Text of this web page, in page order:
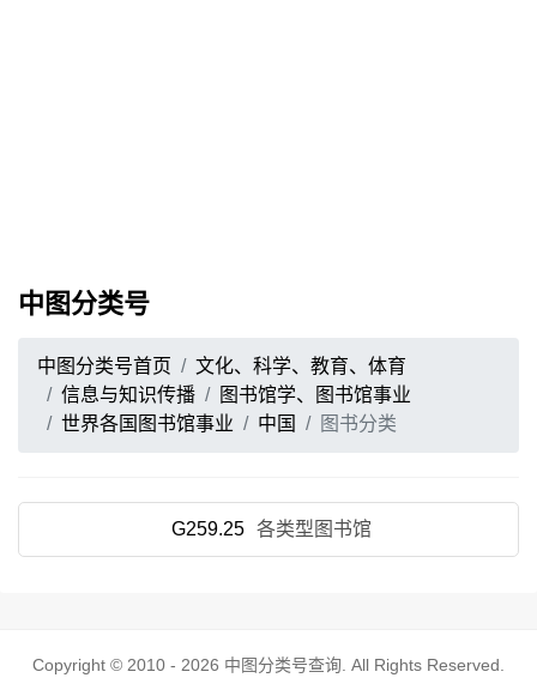
中图分类号
中图分类号首页
文化、科学、教育、体育
信息与知识传播
图书馆学、图书馆事业
世界各国图书馆事业
中国 图书分类
G259.25 各类型图书馆
Copyright © 2010 - 2026 中图分类号查询 . All Rights Reserved.